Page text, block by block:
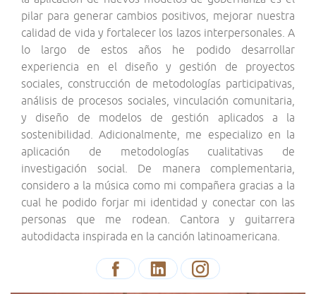
pilar para generar cambios positivos, mejorar nuestra
calidad de vida y fortalecer los lazos interpersonales. A
lo largo de estos años he podido desarrollar
experiencia en el diseño y gestión de proyectos
sociales, construcción de metodologías participativas,
análisis de procesos sociales, vinculación comunitaria,
y diseño de modelos de gestión aplicados a la
sostenibilidad. Adicionalmente, me especializo en la
aplicación de metodologías cualitativas de
investigación social. De manera complementaria,
considero a la música como mi compañera gracias a la
cual he podido forjar mi identidad y conectar con las
personas que me rodean. Cantora y guitarrera
autodidacta inspirada en la canción latinoamericana.